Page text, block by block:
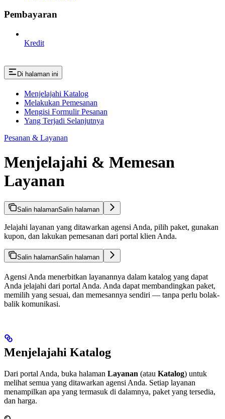
Pembayaran
Kredit
Di halaman ini
Menjelajahi Katalog
Melakukan Pemesanan
Mengisi Formulir Pesanan
Yang Terjadi Selanjutnya
Pesanan & Layanan
Menjelajahi & Memesan
Layanan
Salin halamanSalin halaman
Jelajahi layanan yang ditawarkan agensi Anda, pilih paket, gunakan
kupon, dan lakukan pemesanan dari portal klien Anda.
Salin halamanSalin halaman
Agensi Anda menerbitkan layanannya dalam katalog yang dapat
Anda jelajahi dari portal Anda. Anda dapat membandingkan paket,
memilih yang sesuai, dan memesannya sendiri — tanpa perlu bolak-
balik komunikasi.
Menjelajahi Katalog
Dari portal Anda, buka halaman Layanan (atau Katalog) untuk
melihat semua yang ditawarkan agensi Anda. Setiap layanan
menampilkan apa yang termasuk di dalamnya, paket yang tersedia,
dan harga.